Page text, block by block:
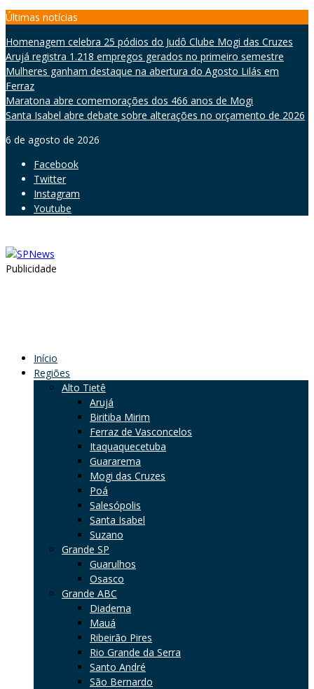
Skip
content
Últimas notícias
Homenagem celebra 25 pódios do Judô Clube Mogi das Cruzes
Arujá registra 1.218 empregos gerados no primeiro semestre
Mulheres ganham destaque na abertura do Agosto Lilás em
Ferraz
Maratona abre comemorações dos 466 anos de Mogi
Santa Isabel abre debate sobre alterações no orçamento de 2026
6 de agosto de 2026
Facebook
Twitter
Instagram
Youtube
Publicidade
Início
Regiões
Alto Tietê
Arujá
Biritiba Mirim
Ferraz de Vasconcelos
Itaquaquecetuba
Guararema
Mogi das Cruzes
Poá
Salesópolis
Santa Isabel
Suzano
Grande SP
Guarulhos
Osasco
Grande ABC
Diadema
Mauá
Ribeirão Pires
Rio Grande da Serra
Santo André
São Bernardo